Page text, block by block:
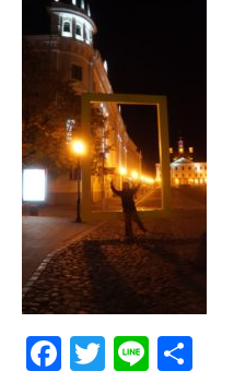
Facebook
Twitter
Line